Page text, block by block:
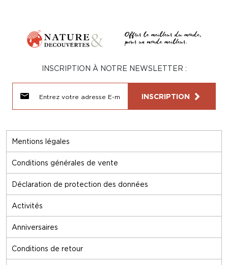
Mentions légales
Conditions générales de vente
Déclaration de protection des données
Activités
Anniversaires
Conditions de retour
INSCRIPTION À NOTRE NEWSLETTER :
INSCRIPTION